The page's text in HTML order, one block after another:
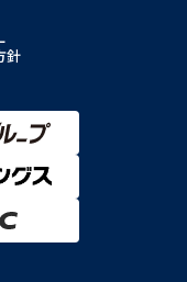
針